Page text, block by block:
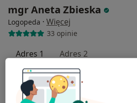
mgr Aneta Zbieska
Logopeda · Więcej
33 opinie
Adres 1 Adres 2
Leona Berensona 11, Warszawa
Centrum Medyczne CMP Berensona